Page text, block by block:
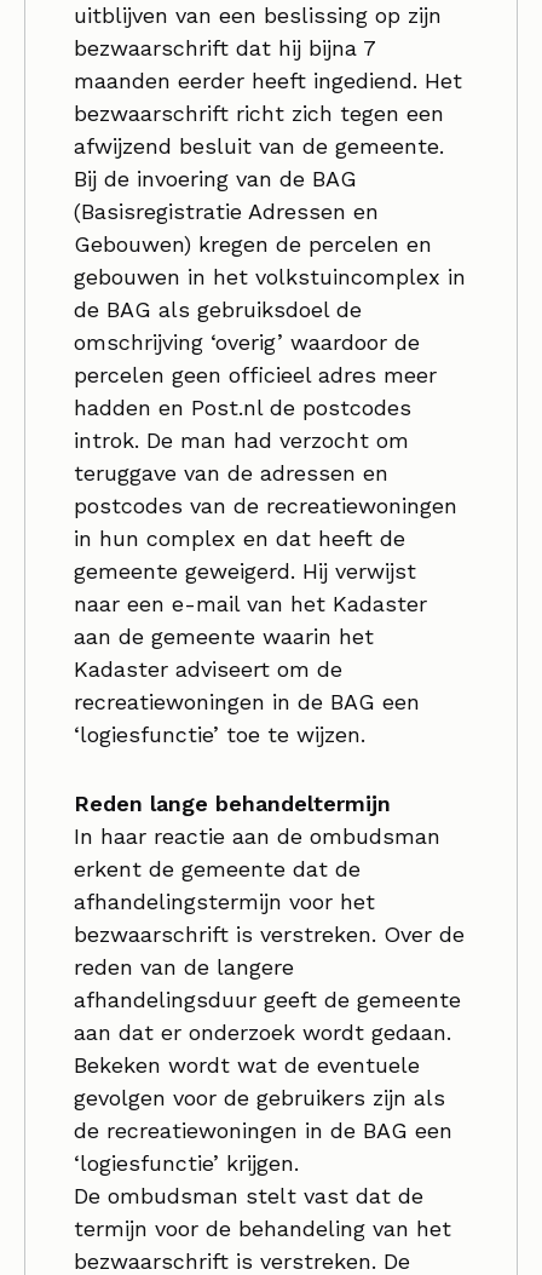
uitblijven van een beslissing op zijn
bezwaarschrift dat hij bijna 7
maanden eerder heeft ingediend. Het
bezwaarschrift richt zich tegen een
afwijzend besluit van de gemeente.
Bij de invoering van de BAG
(Basisregistratie Adressen en
Gebouwen) kregen de percelen en
gebouwen in het volkstuincomplex in
de BAG als gebruiksdoel de
omschrijving ‘overig’ waardoor de
percelen geen officieel adres meer
hadden en Post.nl de postcodes
introk. De man had verzocht om
teruggave van de adressen en
postcodes van de recreatiewoningen
in hun complex en dat heeft de
gemeente geweigerd. Hij verwijst
naar een e-mail van het Kadaster
aan de gemeente waarin het
Kadaster adviseert om de
recreatiewoningen in de BAG een
‘logiesfunctie’ toe te wijzen.
Reden lange behandeltermijn
In haar reactie aan de ombudsman
erkent de gemeente dat de
afhandelingstermijn voor het
bezwaarschrift is verstreken. Over de
reden van de langere
afhandelingsduur geeft de gemeente
aan dat er onderzoek wordt gedaan.
Bekeken wordt wat de eventuele
gevolgen voor de gebruikers zijn als
de recreatiewoningen in de BAG een
‘logiesfunctie’ krijgen.
De ombudsman stelt vast dat de
termijn voor de behandeling van het
bezwaarschrift is verstreken. De